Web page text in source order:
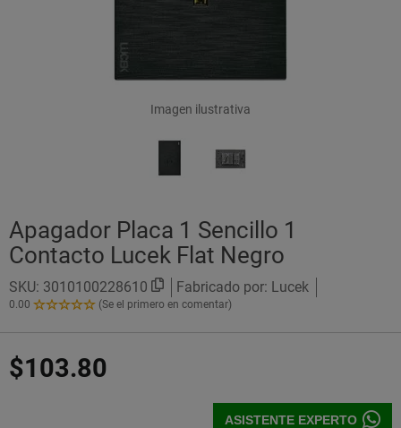
Imagen ilustrativa
Apagador Placa 1 Sencillo 1
Contacto Lucek Flat Negro
SKU: 3010100228610 Fabricado por: Lucek
0.00
0.00
Estrellas!
(Se el primero en comentar)
$103.80
ASISTENTE EXPERTO